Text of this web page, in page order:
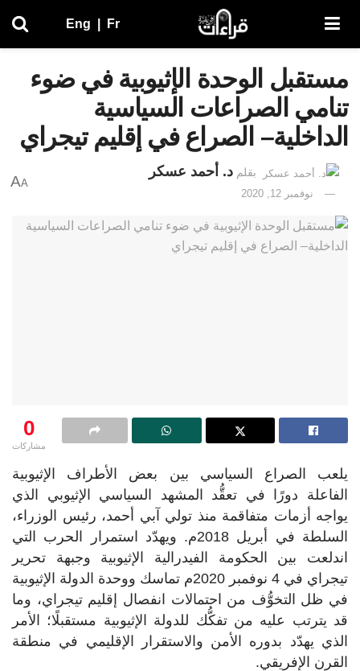
Eng Fr
مستقبل الوحدة الإثيوبية في ضوء
تنامي الصراعات السياسية
الداخلية– الصراع في إقليم تيجراي
بقلمد. أحمد عسكر
نوفمبر 12, 2020
A
A
0
مشاركات
يلعب الصراع السياسي بين بعض الأطراف الإثيوبية
الفاعلة دورًا في تعقُّد المشهد السياسي الإثيوبي الذي
يواجه أزمات متفاقمة منذ تولي آبي أحمد، رئيس الوزراء،
السلطة في أبريل 2018م. ويهدّد استمرار الحرب التي
اندلعت بين الحكومة الفيدرالية الإثيوبية وجبهة تحرير
تيجراي في 4 نوفمبر 2020م تماسك ووحدة الدولة الإثيوبية
في ظل التخوُّف من احتمالات انفصال إقليم تيجراي، وما
قد يترتب عليه من تفكُّك للدولة الإثيوبية مستقبلًا؛ الأمر
الذي يهدّد بدوره الأمن والاستقرار الإقليمي في منطقة
القرن الإفريقي.